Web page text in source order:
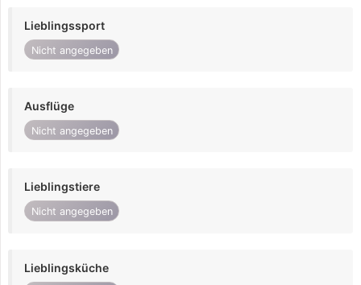
Lieblingssport
Nicht angegeben
Ausflüge
Nicht angegeben
Lieblingstiere
Nicht angegeben
Lieblingsküche